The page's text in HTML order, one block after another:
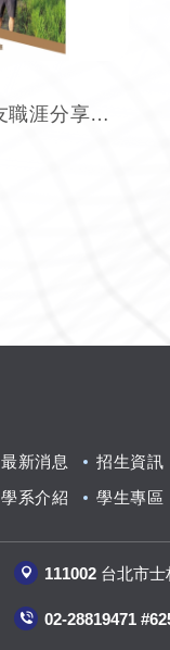
系友職涯分享－一位無職涯規劃者的職涯心得
最新消息
學系介紹
招生資訊
學生專區
111002 台北市
02-28819471